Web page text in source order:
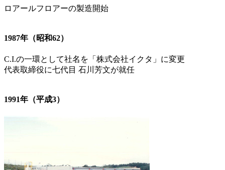
ロアールフロアーの製造開始
1987年（昭和62）
C.I.の一環として社名を「株式会社イクタ」に変更
代表取締役に七代目 石川芳文が就任
1991年（平成3）